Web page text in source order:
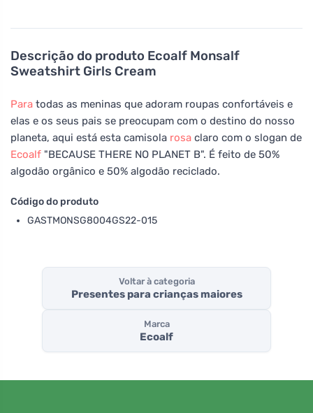
Descrição do produto Ecoalf Monsalf
Sweatshirt Girls Cream
Para todas as meninas que adoram roupas confortáveis e
elas e os seus pais se preocupam com o destino do nosso
planeta, aqui está esta camisola rosa claro com o slogan de
Ecoalf "BECAUSE THERE NO PLANET B". É feito de 50%
algodão orgânico e 50% algodão reciclado.
Código do produto
GASTMONSG8004GS22-015
Voltar à categoria
Presentes para crianças maiores
Marca
Ecoalf